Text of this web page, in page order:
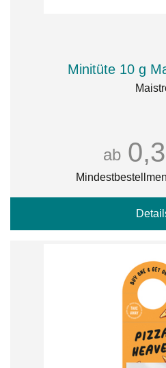
Minitüte 10 g
ab